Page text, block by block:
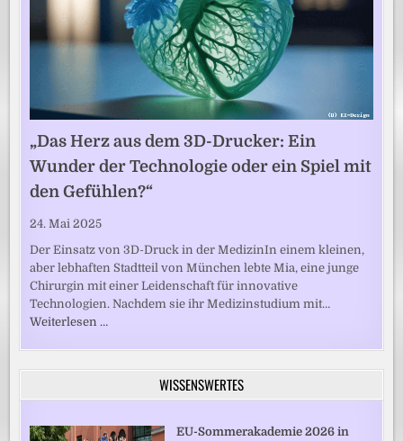
„Das Herz aus dem 3D-Drucker: Ein
Wunder der Technologie oder ein Spiel mit
den Gefühlen?“
24. Mai 2025
Der Einsatz von 3D-Druck in der MedizinIn einem kleinen,
aber lebhaften Stadtteil von München lebte Mia, eine junge
Chirurgin mit einer Leidenschaft für innovative
Technologien. Nachdem sie ihr Medizinstudium mit…
Weiterlesen …
WISSENSWERTES
EU-Sommerakademie 2026 in